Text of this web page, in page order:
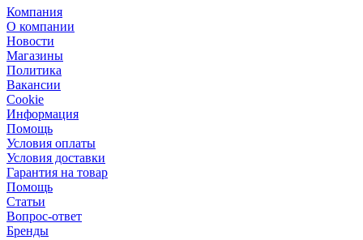
Компания
О компании
Новости
Магазины
Политика
Вакансии
Сookie
Информация
Помощь
Условия оплаты
Условия доставки
Гарантия на товар
Помощь
Статьи
Вопрос-ответ
Бренды